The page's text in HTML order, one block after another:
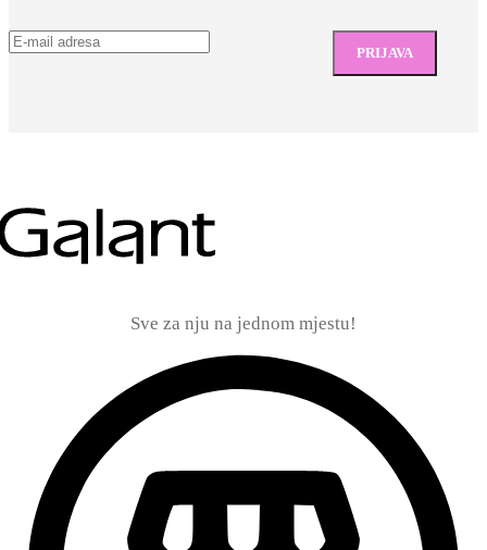
Sve za nju na jednom mjestu!